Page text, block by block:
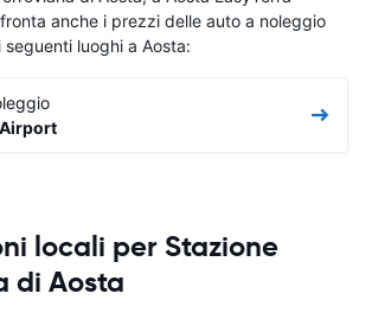
anche i prezzi delle auto a noleggio
luoghi a Aosta:
locali per Stazione
di Aosta